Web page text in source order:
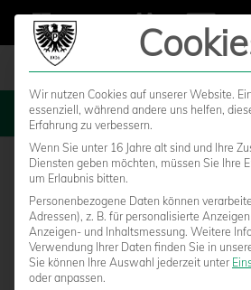
MENU
Wir nutzen Cookies auf unserer Website.
essenziell, während andere uns helfen,
Erfahrung zu verbessern.
Wenn Sie unter 16 Jahre alt sind und Ihre
Diensten geben möchten, müssen Sie Ihre
um Erlaubnis bitten.
Personenbezogene Daten können
Adressen), z. B. für personalisierte
Anzeigen- und Inhaltsmessung. Weitere
Verwendung Ihrer Daten finden Sie in
Sie können Ihre Auswahl jederzeit unter
oder anpassen.